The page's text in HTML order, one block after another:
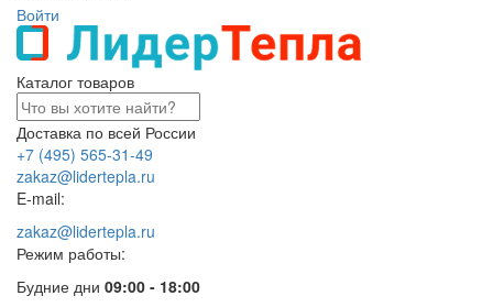
Войти
Каталог товаров
Доставка по всей России
+7 (495) 565-31-49
zakaz@lidertepla.ru
E-mail:
zakaz@lidertepla.ru
Режим работы:
Будние дни 09:00 - 18:00